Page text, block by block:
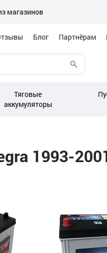
магазинов
Блог Партнёрам
Тяговые
аккумуляторы
1993-